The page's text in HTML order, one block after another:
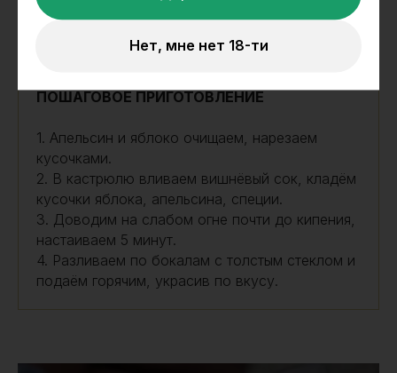
Нет, мне нет 18-ти
Гвоздика – 3 бутона
ПОШАГОВОЕ ПРИГОТОВЛЕНИЕ
1. Апельсин и яблоко очищаем, нарезаем
кусочками.
2. В кастрюлю вливаем вишнёвый сок, кладём
кусочки яблока, апельсина, специи.
3. Доводим на слабом огне почти до кипения,
настаиваем 5 минут.
4. Разливаем по бокалам с толстым стеклом и
подаём горячим, украсив по вкусу.